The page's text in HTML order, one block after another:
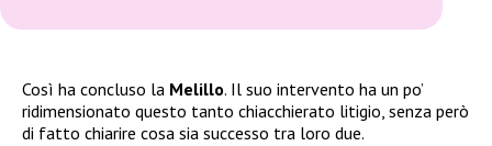
Così ha concluso la Melillo. Il suo intervento ha un po’
ridimensionato questo tanto chiacchierato litigio, senza però
di fatto chiarire cosa sia successo tra loro due.